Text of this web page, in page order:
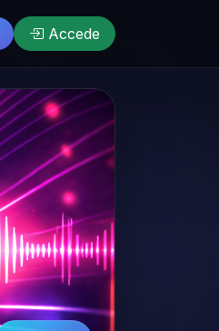
Accede